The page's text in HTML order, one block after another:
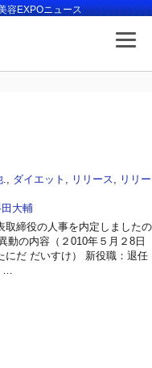
容EXPOニュース
ダイエット リリース
リリー
大輔
取締役の人事を内定しましたの
動の内容（２010年５月２8日
にだ だいすけ） 新役職：退任